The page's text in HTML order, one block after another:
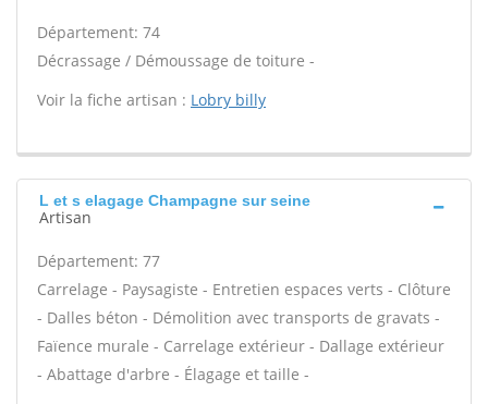
Département: 74
Décrassage / Démoussage de toiture -
Voir la fiche artisan : Lobry billy
L et s elagage Champagne sur seine
Artisan
Département: 77
Carrelage - Paysagiste - Entretien espaces verts - Clôture
- Dalles béton - Démolition avec transports de gravats -
Faïence murale - Carrelage extérieur - Dallage extérieur
- Abattage d'arbre - Élagage et taille -